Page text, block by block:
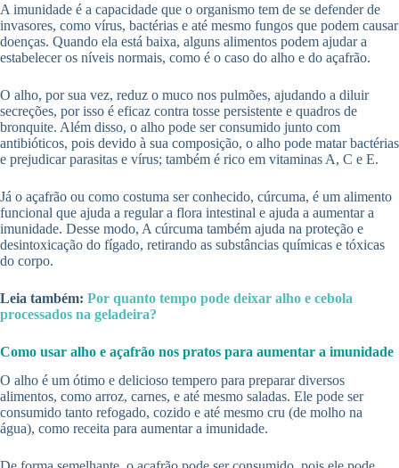
A imunidade é a capacidade que o organismo tem de se defender de
invasores, como vírus, bactérias e até mesmo fungos que podem causar
doenças. Quando ela está baixa, alguns alimentos podem ajudar a
estabelecer os níveis normais, como é o caso do alho e do açafrão.
O alho, por sua vez, reduz o muco nos pulmões, ajudando a diluir
secreções, por isso é eficaz contra tosse persistente e quadros de
bronquite. Além disso, o alho pode ser consumido junto com
antibióticos, pois devido à sua composição, o alho pode matar bactérias
e prejudicar parasitas e vírus; também é rico em vitaminas A, C e E.
Já o açafrão ou como costuma ser conhecido, cúrcuma, é um alimento
funcional que ajuda a regular a flora intestinal e ajuda a aumentar a
imunidade. Desse modo, A cúrcuma também ajuda na proteção e
desintoxicação do fígado, retirando as substâncias químicas e tóxicas
do corpo.
Leia também: Por quanto tempo pode deixar alho e cebola
processados na geladeira?
Como usar alho e açafrão nos pratos para aumentar a imunidade
O alho é um ótimo e delicioso tempero para preparar diversos
alimentos, como arroz, carnes, e até mesmo saladas. Ele pode ser
consumido tanto refogado, cozido e até mesmo cru (de molho na
água), como receita para aumentar a imunidade.